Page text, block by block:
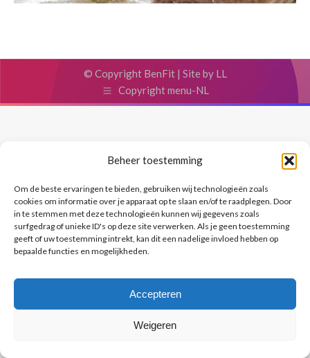
Beheer toestemming
Om de beste ervaringen te bieden, gebruiken wij technologieën zoals
cookies om informatie over je apparaat op te slaan en/of te raadplegen. Door
in te stemmen met deze technologieën kunnen wij gegevens zoals
surfgedrag of unieke ID's op deze site verwerken. Als je geen toestemming
geeft of uw toestemming intrekt, kan dit een nadelige invloed hebben op
bepaalde functies en mogelijkheden.
Accepteren
Weigeren
© Copyright BenFit | Site by LL
Copyright menu-NL